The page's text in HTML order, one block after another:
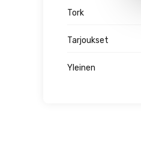
Tork
Tarjoukset
Yleinen